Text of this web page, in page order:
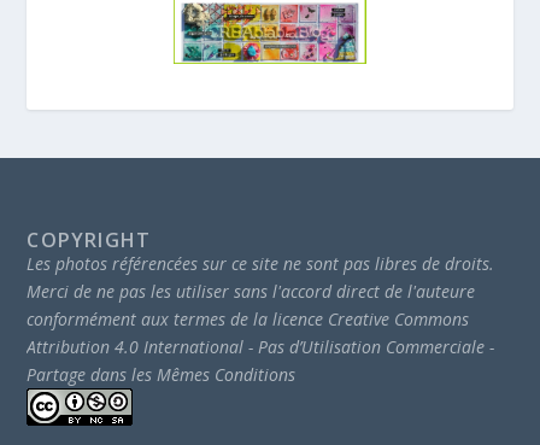
COPYRIGHT
Les photos référencées sur ce site ne sont pas libres de droits.
Merci de ne pas les utiliser sans l'accord direct de l'auteure
conformément aux termes de la licence Creative Commons
Attribution 4.0 International - Pas d’Utilisation Commerciale -
Partage dans les Mêmes Conditions